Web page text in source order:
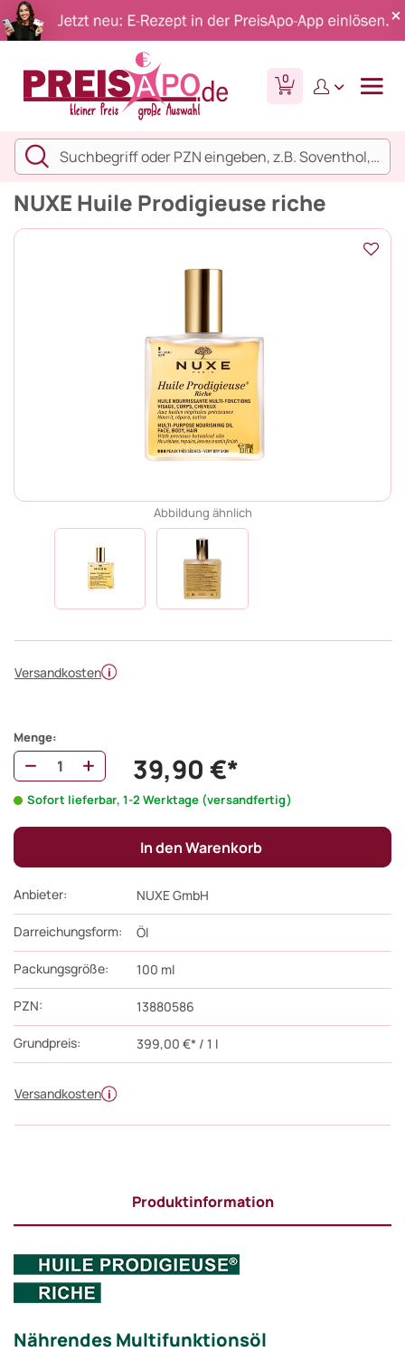
0
NUXE Huile Prodigieuse riche
Abbildung ähnlich
Versandkosten
Versandkosten
Anbieter: NUXE GmbH
Darreichungsform: Öl
Packungsgröße: 100 ml
PZN: 13880586
Grundpreis: 399,00 €* / 1 l
Menge:
39,90 €*
Sofort lieferbar, 1-2 Werktage (versandfertig)
In den Warenkorb
Produktinformation
Nährendes Multifunktionsöl